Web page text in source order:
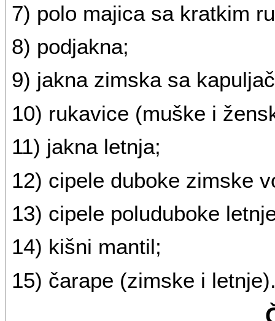
7) polo majica sa kratkim
8) podjakna;
9) jakna zimska sa
10) rukavice (muške i
11) jakna letnja;
12) cipele duboke zimske
13) cipele poluduboke
14) kišni mantil;
15) čarape (zimske i